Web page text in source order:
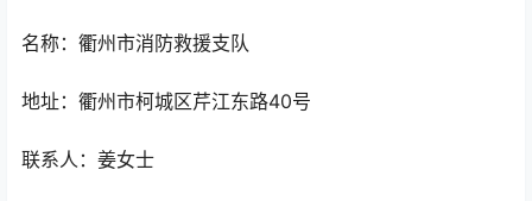
名称：衢州市消防救援支队
地址：衢州市柯城区芹江东路40号
联系人：姜女士